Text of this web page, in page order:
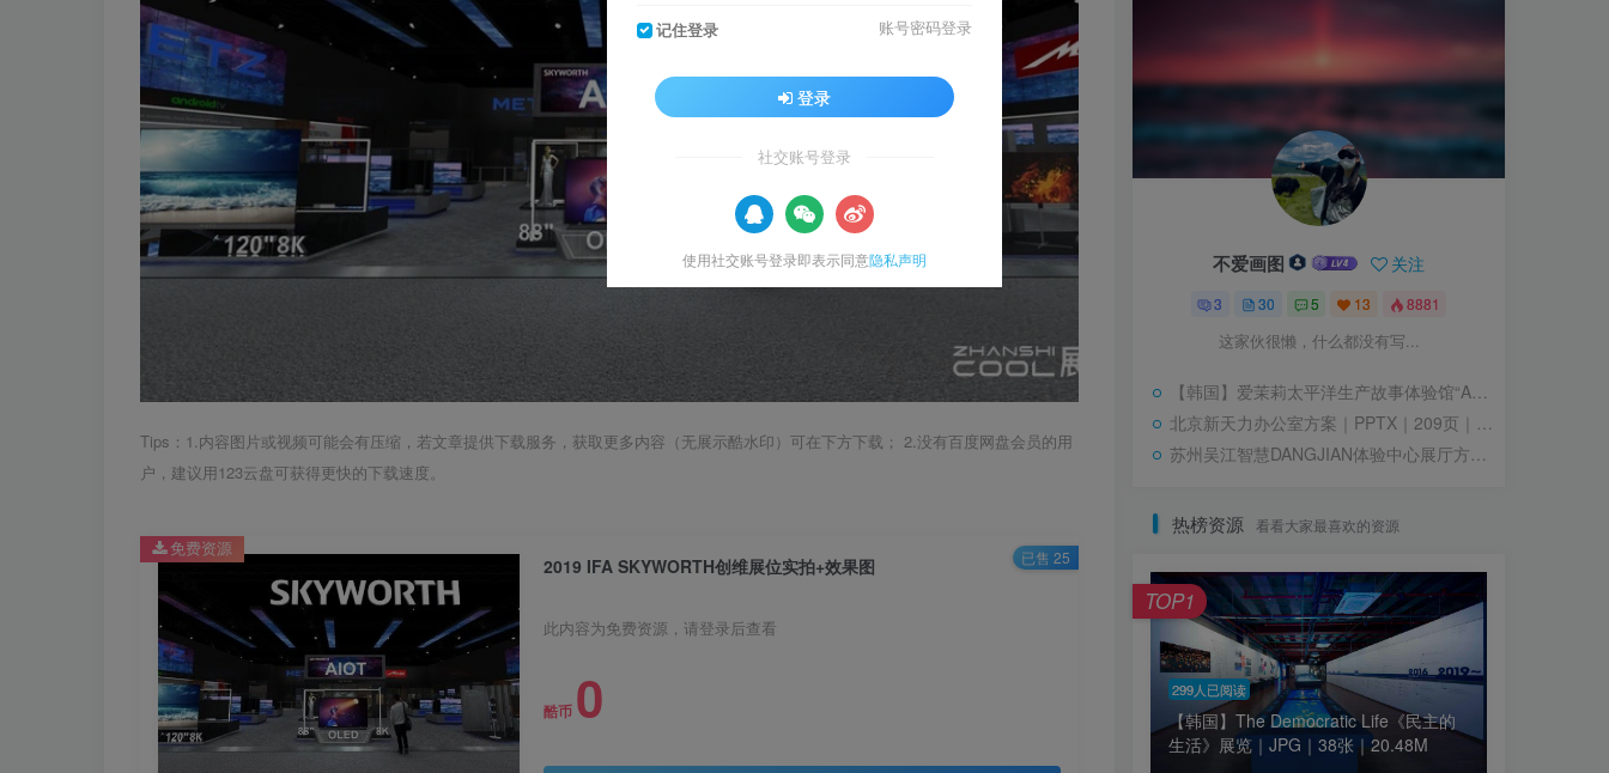
Tips：1.内容图片或视频可能会有压缩，若文章提供下载服务，获取更多内容（无展示酷水印）可在下方下载； 2.没有百度网盘会员的用
户，建议用123云盘可获得更快的下载速度。
2019 IFA SKYWORTH创维展位实拍+效果图
此内容为免费资源，请登录后查看
酷币 0
免费资源 已售 25
不爱画图 关注
3 30 5 13 8881
这家伙很懒，什么都没有写...
【韩国】爱茉莉太平洋生产故事体验馆“AMORE FACTORY”｜27个｜图片+视频｜101.8M
北京新天力办公室方案｜PPTX｜209页｜444.52M
苏州吴江智慧DANGJIAN体验中心展厅方案｜PDF｜36页｜13.39M
热榜资源 看看大家最喜欢的资源
299人已阅读
【韩国】The Democratic Life《民主的
生活》展览｜JPG｜38张｜20.48M
TOP1
记住登录 账号密码登录
登录
社交账号登录
使用社交账号登录即表示同意隐私声明